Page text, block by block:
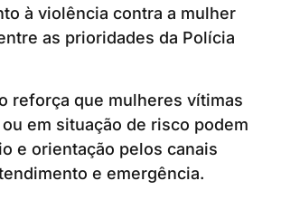
à violência contra a mulher
as prioridades da Polícia
reforça que mulheres vítimas
em situação de risco podem
e orientação pelos canais
e emergência.